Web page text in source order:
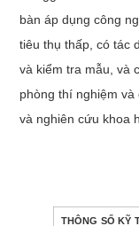
bànáp dụng công
tiêu thụ thấp, có tác
và kiểm tra mẫu, và
phòng thí nghiệm
và nghiên cứu khoa
THÔNG SỐ KỸ